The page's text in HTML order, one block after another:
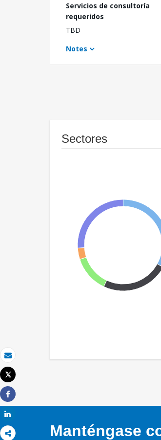
Correo electrónico
Imprimir
Tweet
Share
Servicios de consultoría
requeridos
TBD
Notes
Sectores
Manténgase